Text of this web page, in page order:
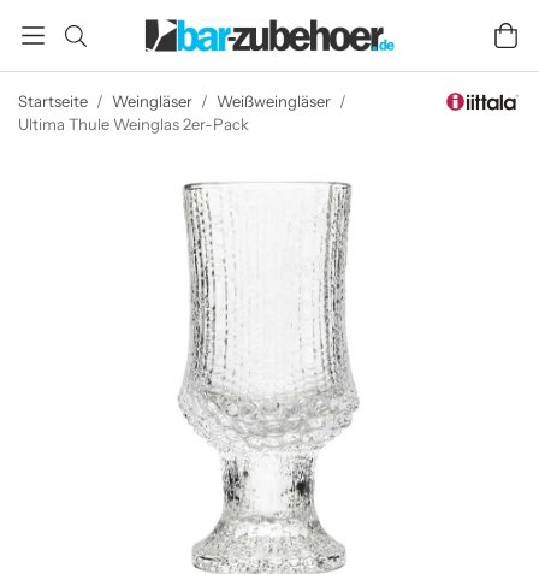
Startseite / Weingläser / Weißweingläser /
Ultima Thule Weinglas 2er-Pack